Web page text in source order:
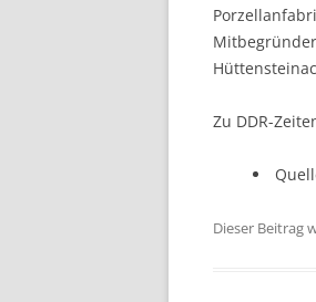
Zu DDR-
Dieser Beitrag